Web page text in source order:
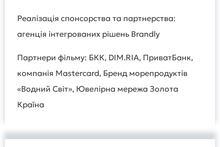
Реалізація спонсорства та партнерства:
агенція інтегрованих рішень Brandly
Партнери фільму: БКК, DIM.RIA, ПриватБанк,
компанія Mastercard, Бренд морепродуктів
«Водний Світ», Ювелірна мережа Золота
Країна